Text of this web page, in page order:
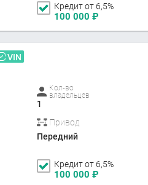
Кредит от 6,5%
100 000 ₽
VIN
Кол-во
владельцев
1
Привод
Передний
Кредит от 6,5%
100 000 ₽